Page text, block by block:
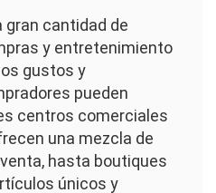
gran cantidad de
y entretenimiento
gustos y
pueden
centros comerciales
una mezcla de
hasta boutiques
únicos y